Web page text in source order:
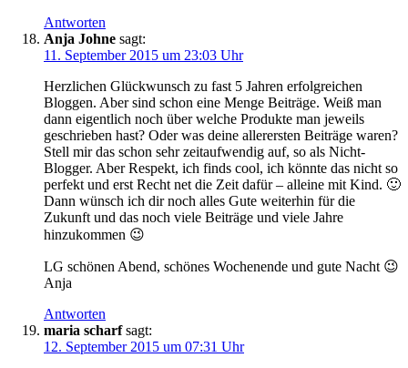
Antworten
Anja Johne sagt:
11. September 2015 um 23:03 Uhr
Herzlichen Glückwunsch zu fast 5 Jahren erfolgreichen
Bloggen. Aber sind schon eine Menge Beiträge. Weiß man
dann eigentlich noch über welche Produkte man jeweils
geschrieben hast? Oder was deine allerersten Beiträge waren?
Stell mir das schon sehr zeitaufwendig auf, so als Nicht-
Blogger. Aber Respekt, ich finds cool, ich könnte das nicht so
perfekt und erst Recht net die Zeit dafür – alleine mit Kind. 🙂
Dann wünsch ich dir noch alles Gute weiterhin für die
Zukunft und das noch viele Beiträge und viele Jahre
hinzukommen 😉
LG schönen Abend, schönes Wochenende und gute Nacht 😉
Anja
Antworten
maria scharf sagt:
12. September 2015 um 07:31 Uhr